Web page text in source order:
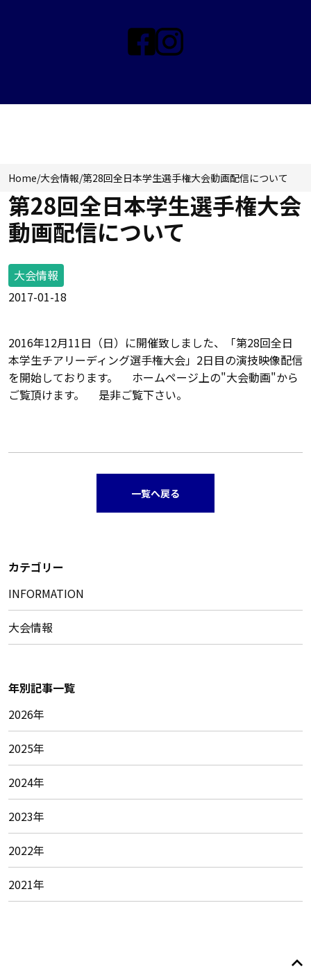
Home/大会情報/第28回全日本学生選手権大会動画配信について
第28回全日本学生選手権大会
動画配信について
大会情報
2017-01-18
2016年12月11日（日）に開催致しました、「第28回全日
本学生チアリーディング選手権大会」2日目の演技映像配信
を開始しております。 ホームページ上の"大会動画"から
ご覧頂けます。 是非ご覧下さい。
一覧へ戻る
カテゴリー
INFORMATION
大会情報
年別記事一覧
2026年
2025年
2024年
2023年
2022年
2021年